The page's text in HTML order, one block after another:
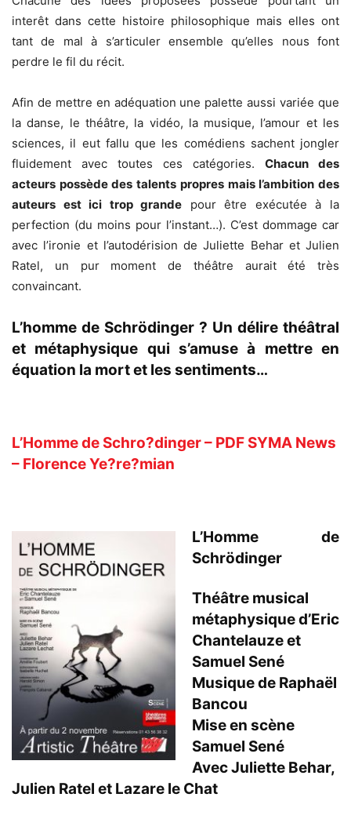
interêt dans cette histoire philosophique mais elles ont
tant de mal à s’articuler ensemble qu’elles nous font
perdre le fil du récit.
Afin de mettre en adéquation une palette aussi variée que
la danse, le théâtre, la vidéo, la musique, l’amour et les
sciences, il eut fallu que les comédiens sachent jongler
fluidement avec toutes ces catégories. Chacun des
acteurs possède des talents propres mais l’ambition des
auteurs est ici trop grande pour être exécutée à la
perfection (du moins pour l’instant…). C’est dommage car
avec l’ironie et l’autodérision de Juliette Behar et Julien
Ratel, un pur moment de théâtre aurait été très
convaincant.
L’homme de Schrödinger ? Un délire théâtral
et métaphysique qui s’amuse à mettre en
équation la mort et les sentiments…
L’Homme de Schro?dinger – PDF SYMA News
– Florence Ye?re?mian
L’Homme de
Schrödinger
Théâtre musical
métaphysique d’Eric
Chantelauze et
Samuel Sené
Musique de Raphaël
Bancou
Mise en scène
Samuel Sené
Avec Juliette Behar,
Julien Ratel et Lazare le Chat